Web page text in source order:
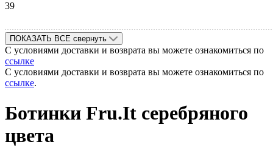
39
ПОКАЗАТЬ ВСЕ свернуть
С условиями доставки и возврата вы можете ознакомиться по
ссылке
С условиями доставки и возврата вы можете ознакомиться по
ссылке.
Ботинки Fru.It серебряного
цвета